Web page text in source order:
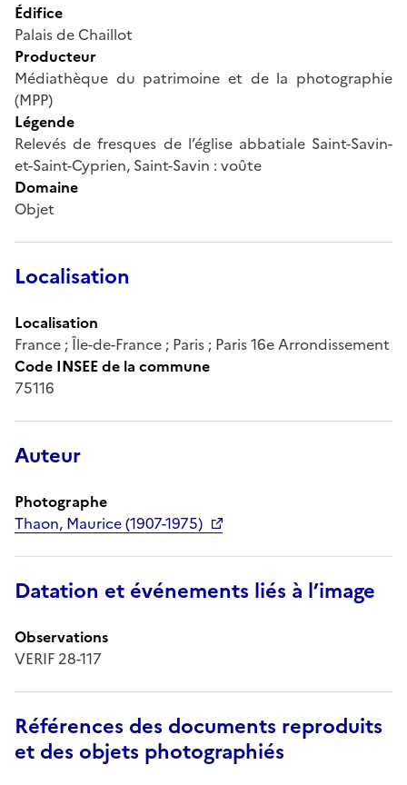
Édifice
Palais de Chaillot
Producteur
Médiathèque du patrimoine et de la photographie
(MPP)
Légende
Relevés de fresques de l’église abbatiale Saint-Savin-
et-Saint-Cyprien, Saint-Savin : voûte
Domaine
Objet
Localisation
Localisation
France ; Île-de-France ; Paris ; Paris 16e Arrondissement
Code INSEE de la commune
75116
Auteur
Photographe
Thaon, Maurice (1907-1975)
Datation et événements liés à l’image
Observations
VERIF 28-117
Références des documents reproduits
et des objets photographiés